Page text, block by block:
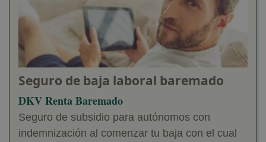
Seguro de baja laboral baremado
DKV Renta Baremado
Seguro de subsidio para autónomos con
indemnización al comenzar tu baja con el cual